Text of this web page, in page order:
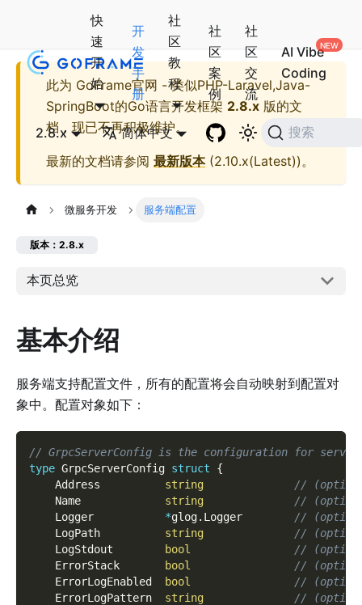
快
速
开
始
开
发
手
册
社
区
教
程
社
区
案
例
社
区
交
流
AI Vibe
Coding
2.8.x 简体中文 搜索
此为 GoFrame官网 - 类似PHP-Laravel,Java-
SpringBoot的Go语言开发框架 2.8.x 版的文
档，现已不再积极维护。
最新的文档请参阅 最新版本(2.10.x(Latest))。
微服务开发 服务端配置
版本：2.8.x
本页总览
基本介绍
服务端支持配置文件，所有的配置将会自动映射到配置对
象中。配置对象如下：
// GrpcServerConfig is the configuration for
type GrpcServerConfig struct
{
    Address
string
//
    Name
string
//
    Logger
*glog. Logger //
    LogPath
string
//
    LogStdout
bool
//
    ErrorStack
bool
//
    ErrorLogEnabled
bool
//
    ErrorLogPattern
string
//